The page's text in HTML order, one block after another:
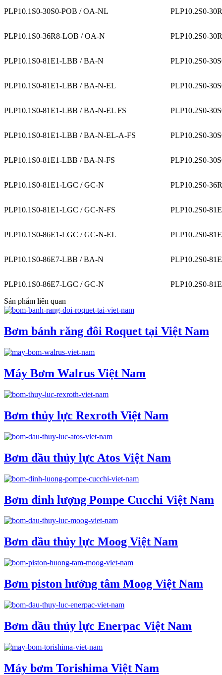
PLP10.1S0-30S0-POB / OA-NL PLP10.2S0-
PLP10.1S0-36R8-LOB / OA-N PLP10.2S0-
PLP10.1S0-81E1-LBB / BA-N PLP10.2S0-
PLP10.1S0-81E1-LBB / BA-N-EL PLP10.2S0-
PLP10.1S0-81E1-LBB / BA-N-EL FS PLP10.2S0-
PLP10.1S0-81E1-LBB / BA-N-EL-A-FS PLP10.2S0-
PLP10.1S0-81E1-LBB / BA-N-FS PLP10.2S0-
PLP10.1S0-81E1-LGC / GC-N PLP10.2S0-
PLP10.1S0-81E1-LGC / GC-N-FS PLP10.2S0-
PLP10.1S0-86E1-LGC / GC-N-EL PLP10.2S0-
PLP10.1S0-86E7-LBB / BA-N PLP10.2S0-
PLP10.1S0-86E7-LGC / GC-N
PLP10.2S0-
Sản phẩm liên quan
Bơm bánh răng đôi Roquet tại Việt Nam
Máy Bơm Walrus Việt Nam
Bơm thủy lực Rexroth Việt Nam
Bơm dầu thủy lực Atos Việt Nam
Bơm đinh lượng Pompe Cucchi Việt Nam
Bơm dầu thủy lực Moog Việt Nam
Bơm piston hướng tâm Moog Việt Nam
Bơm dầu thủy lực Enerpac Việt Nam
Máy bơm Torishima Việt Nam